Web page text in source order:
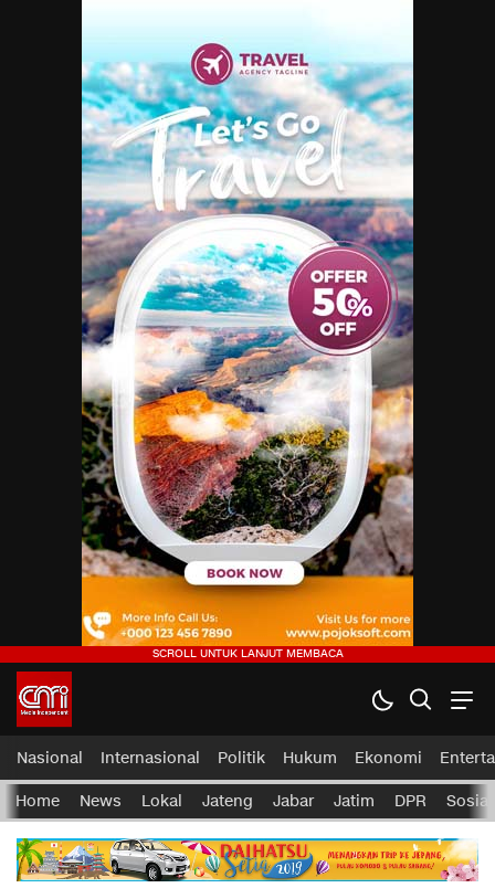
CMI News
Berani, Integritas dan Loyalitas
Nasional Internasional Politik Hukum Ekonomi
Home News Lokal Jateng Jabar Jatim DPR Sosial